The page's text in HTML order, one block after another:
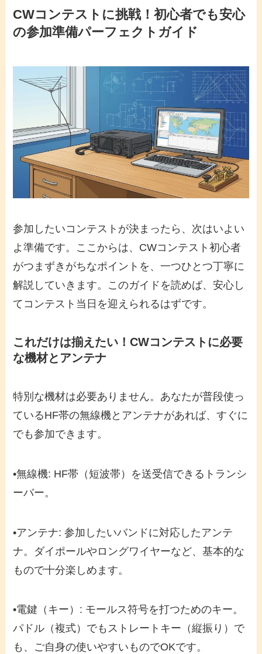
CWコンテストに挑戦！初心者でも安心
の参加準備パーフェクトガイド
参加したいコンテストが決まったら、次はいよい
よ準備です。ここからは、 CWコンテスト初心者
がつまずきがちなポイントを、一つひとつ丁寧に
解説していきます。このガイドを読めば、安心し
てコンテスト当日を迎えられるはずです。
これだけは揃えたい！CWコンテストに必要
な機材とアンテナ
特別な機材は必要ありません。あなたが普段使っ
ているHF帯の無線機とアンテナがあれば、すぐに
でも参加できます。
•無線機: HF帯（短波帯）を送受信できるトランシ
ーバー。
•アンテナ: 参加したいバンドに対応したアンテ
ナ。ダイポールやロングワイヤーなど、基本的な
もので十分楽しめます。
•電鍵（キー） : モールス符号を打つためのキー。
パドル（複式）でもストレートキー（縦振り）で
も、ご自身の使いやすいものでOKです。